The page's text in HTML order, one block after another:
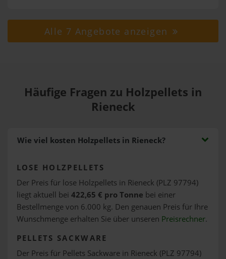
Alle 7 Angebote anzeigen
Häufige Fragen zu Holzpellets in
Rieneck
Wie viel kosten Holzpellets in Rieneck?
LOSE HOLZPELLETS
Der Preis für lose Holzpellets in Rieneck (PLZ 97794)
liegt aktuell bei 422,65 € pro Tonne bei einer
Bestellmenge von 6.000 kg. Den genauen Preis für Ihre
Wunschmenge erhalten Sie über unseren Preisrechner.
PELLETS SACKWARE
Der Preis für Pellets Sackware in Rieneck (PLZ 97794)